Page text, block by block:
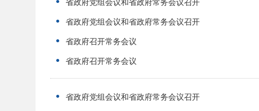
省政府党组会议和省政府常务会议召开
省政府党组会议和省政府常务会议召开
省政府召开常务会议
省政府召开常务会议
省政府党组会议和省政府常务会议召开